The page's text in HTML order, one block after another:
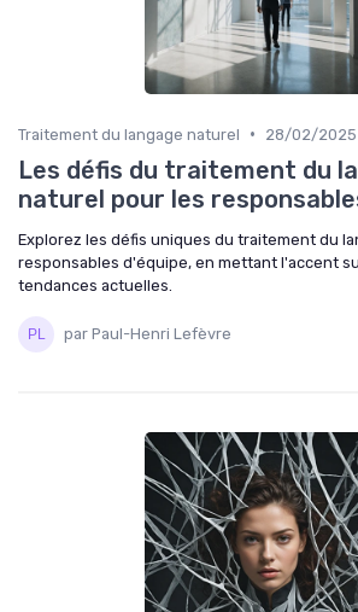
Traitement du langage naturel • 28/02/2025
Les défis du traitement du
naturel pour les
Explorez les défis uniques du traitement du
responsables d'équipe, en mettant l'accent
tendances actuelles.
par Paul-Henri Lefèvre